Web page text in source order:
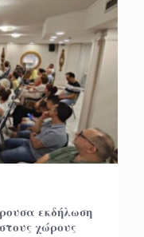
εκδήλωση
χώρους